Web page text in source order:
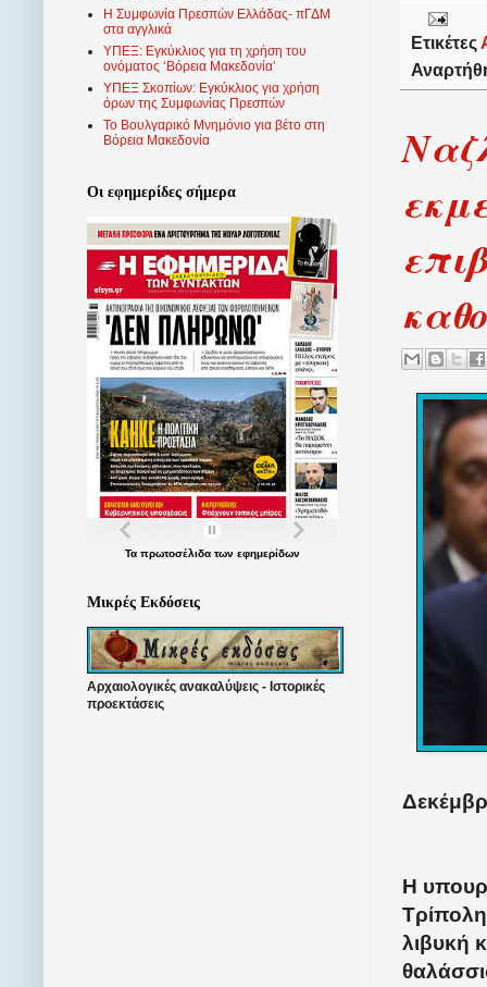
Ετικέτες
Η
λιβυκή
Η Συμφωνία Πρεσπών Ελλάδας- πΓΔΜ
στα αγγλικά
ΥΠΕΞ: Εγκύκλιος για τη χρήση του
ονόματος ‘Βόρεια Μακεδονία’
ΥΠΕΞ Σκοπίων: Εγκύκλιος για χρήση
όρων της Συμφωνίας Πρεσπών
Το Βουλγαρικό Μνημόνιο για βέτο στη
Βόρεια Μακεδονία
Οι εφημερίδες σήμερα
Τα πρωτοσέλιδατων εφημερίδων
Μικρές Εκδόσεις
Αρχαιολογικές ανακαλύψεις - Ιστορικές
προεκτάσεις